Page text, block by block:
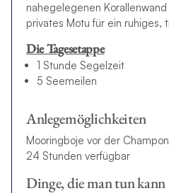
nahegelegenen
privates Motu für ein ruhiges,
Die Tagesetappe
1 Stunde Segelzeit
5 Seemeilen
Anlegemöglichkeiten
Mooringboje vor der
24 Stunden verfügbar
Dinge, die man tun kann